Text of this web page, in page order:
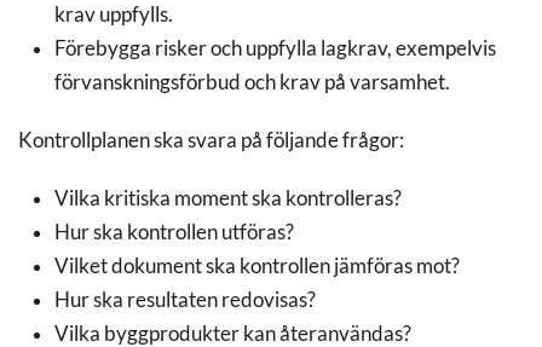
krav uppfylls.
Förebygga risker och uppfylla lagkrav, exempelvis
förvanskningsförbud och krav på varsamhet.
Kontrollplanen ska svara på följande frågor:
Vilka kritiska moment ska kontrolleras?
Hur ska kontrollen utföras?
Vilket dokument ska kontrollen jämföras mot?
Hur ska resultaten redovisas?
Vilka byggprodukter kan återanvändas?